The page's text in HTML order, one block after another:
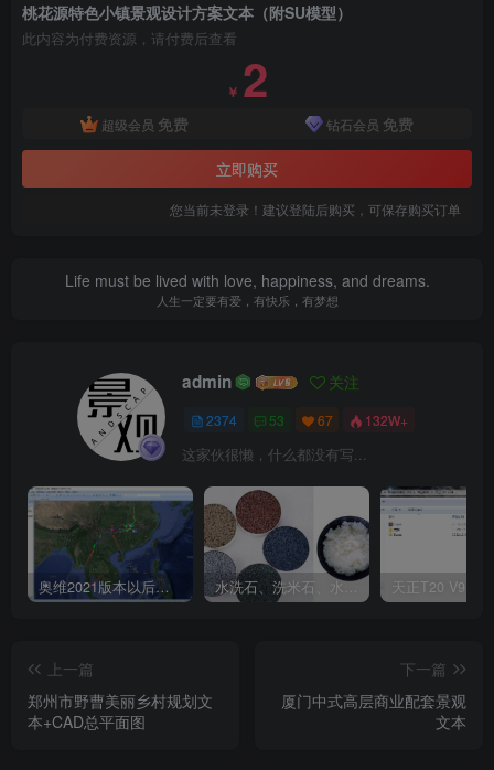
景观效果图
桃花源特色小镇景观设计方案文本（附SU模型）
此内容为付费资源，请付费后查看
￥ 2
超级会员 免费 钻石会员 免费
立即购买
您当前未登录！建议登陆后购买，可保存购买订单
Life must be lived with love, happiness, and dreams.
人生一定要有爱，有快乐，有梦想
admin 关注
2374 53 67 132W+
这家伙很懒，什么都没有写...
奥维2021版本以后不能用谷歌地图？最新解决办法苹果安卓电脑 水洗石、洗米石、水刷石、水磨石、胶粘石傻傻分不清楚
上一篇
郑州市野曹美丽乡村规划文
本+CAD总平面图
下一篇
厦门中式高层商业配套景观
文本